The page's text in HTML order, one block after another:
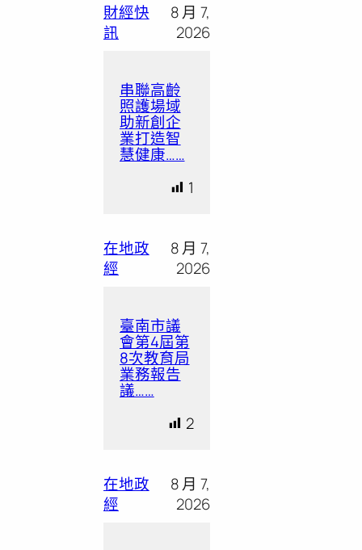
財經快
訊
8 月 7,
2026
串聯高齡
照護場域
助新創企
業打造智
慧健康……
1
在地政
經
8 月 7,
2026
臺南市議
會第4屆第
8次教育局
業務報告
議……
2
在地政
經
8 月 7,
2026